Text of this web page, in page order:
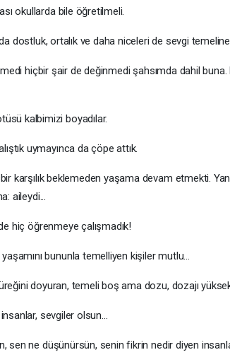
okullarda bile öğretilmeli.
dostluk, ortalık ve daha niceleri de sevgi
hiçbir şair de değinmedi şahsımda dahil buna.
kalbimizi boyadılar.
uymayınca da çöpe attık.
karşılık beklemeden yaşama devam etmekti. Yani
aileydi...
hiç öğrenmeye çalışmadık!
bununla temelliyen kişiler mutlu...
doyuran, temeli boş ama dozu, dozajı
sevgiler olsun...
sen ne düşünürsün, senin fikrin nedir diyen